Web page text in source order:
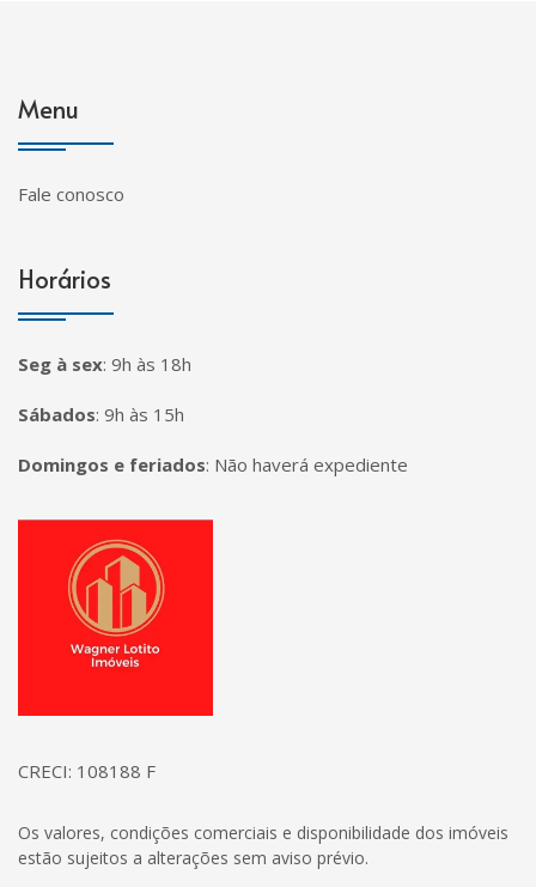
Menu
Fale conosco
Horários
Seg à sex: 9h às 18h
Sábados: 9h às 15h
Domingos e feriados: Não haverá expediente
Página inicial
CRECI: 108188 F
Os valores, condições comerciais e disponibilidade dos imóveis
estão sujeitos a alterações sem aviso prévio.